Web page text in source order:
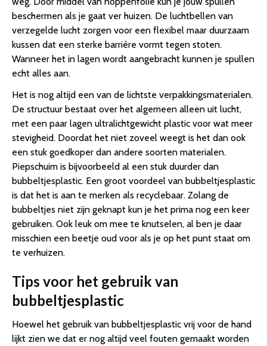
beschermen als je gaat ver huizen. De luchtbellen van
verzegelde lucht zorgen voor een flexibel maar duurzaam
kussen dat een sterke barrière vormt tegen stoten.
Wanneer het in lagen wordt aangebracht kunnen je spullen
echt alles aan.
Het is nog altijd een van de lichtste verpakkingsmaterialen.
De structuur bestaat over het algemeen alleen uit lucht,
met een paar lagen ultralichtgewicht plastic voor wat meer
stevigheid. Doordat het niet zoveel weegt is het dan ook
een stuk goedkoper dan andere soorten materialen.
Piepschuim is bijvoorbeeld al een stuk duurder dan
bubbeltjesplastic. Een groot voordeel van bubbeltjesplastic
is dat het is aan te merken als recyclebaar. Zolang de
bubbeltjes niet zijn geknapt kun je het prima nog een keer
gebruiken. Ook leuk om mee te knutselen, al ben je daar
misschien een beetje oud voor als je op het punt staat om
te verhuizen.
Tips voor het gebruik van
bubbeltjesplastic
Hoewel het gebruik van bubbeltjesplastic vrij voor de hand
lijkt zien we dat er nog altijd veel fouten gemaakt worden